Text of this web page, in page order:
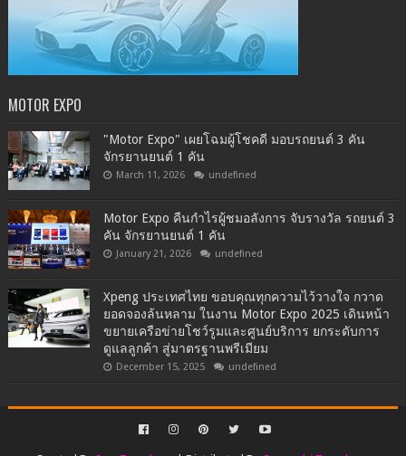
MOTOR EXPO
"Motor Expo" เผยโฉมผู้โชคดี มอบรถยนต์ 3 คัน
จักรยานยนต์ 1 คัน
March 11, 2026 undefined
Motor Expo คืนกำไรผู้ชมอลังการ จับรางวัล รถยนต์ 3
คัน จักรยานยนต์ 1 คัน
January 21, 2026 undefined
Xpeng ประเทศไทย ขอบคุณทุกความไว้วางใจ กวาด
ยอดจองล้นหลาม ในงาน Motor Expo 2025 เดินหน้า
ขยายเครือข่ายโชว์รูมและศูนย์บริการ ยกระดับการ
ดูแลลูกค้า สู่มาตรฐานพรีเมียม
December 15, 2025 undefined